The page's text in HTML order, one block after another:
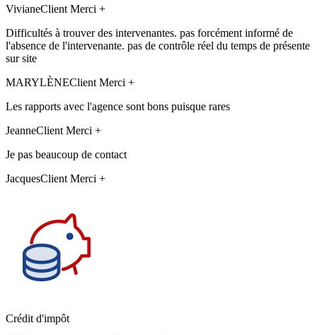
VivianeClient Merci +
Difficultés à trouver des intervenantes. pas forcément informé de
l'absence de l'intervenante. pas de contrôle réel du temps de présente
sur site
MARYLÈNEClient Merci +
Les rapports avec l'agence sont bons puisque rares
JeanneClient Merci +
Je pas beaucoup de contact
JacquesClient Merci +
Crédit d'impôt